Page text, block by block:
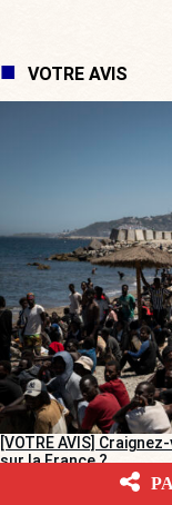
VOTRE AVIS
[VOTRE AVIS]
sur la France ?